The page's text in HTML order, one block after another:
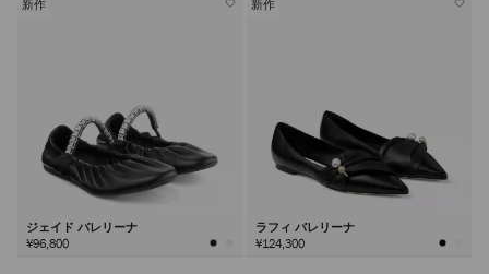
新作
ジェイド バレリーナ
¥96,800
新作
ラフィ バレリーナ
¥124,300